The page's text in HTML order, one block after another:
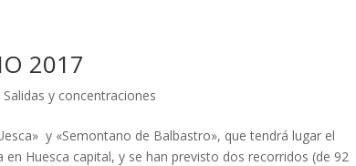
2017
Salidas y concentraciones
y «Semontano de Balbastro», que tendrá lugar el
Huesca capital, y se han previsto dos recorridos (de 92